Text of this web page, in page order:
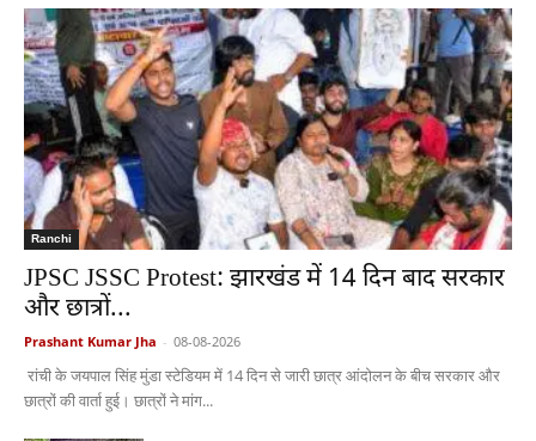
Ranchi
JPSC JSSC Protest: झारखंड में 14 दिन बाद सरकार
और छात्रों...
Prashant Kumar Jha - 08-08-2026
रांची के जयपाल सिंह मुंडा स्टेडियम में 14 दिन से जारी छात्र आंदोलन के बीच सरकार और
छात्रों की वार्ता हुई। छात्रों ने मांग...